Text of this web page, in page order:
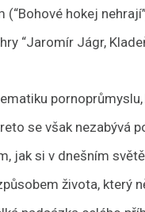
hokej
“Jaromír Jágr,
se však nezabývá
jak si v dnešním
života, který